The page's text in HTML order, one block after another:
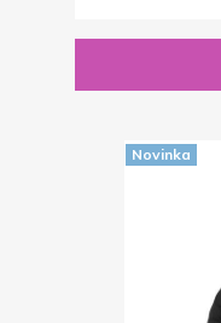
Novinka